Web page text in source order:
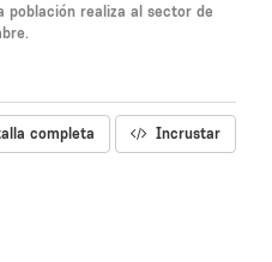
población realiza al sector de
completa Incrustar